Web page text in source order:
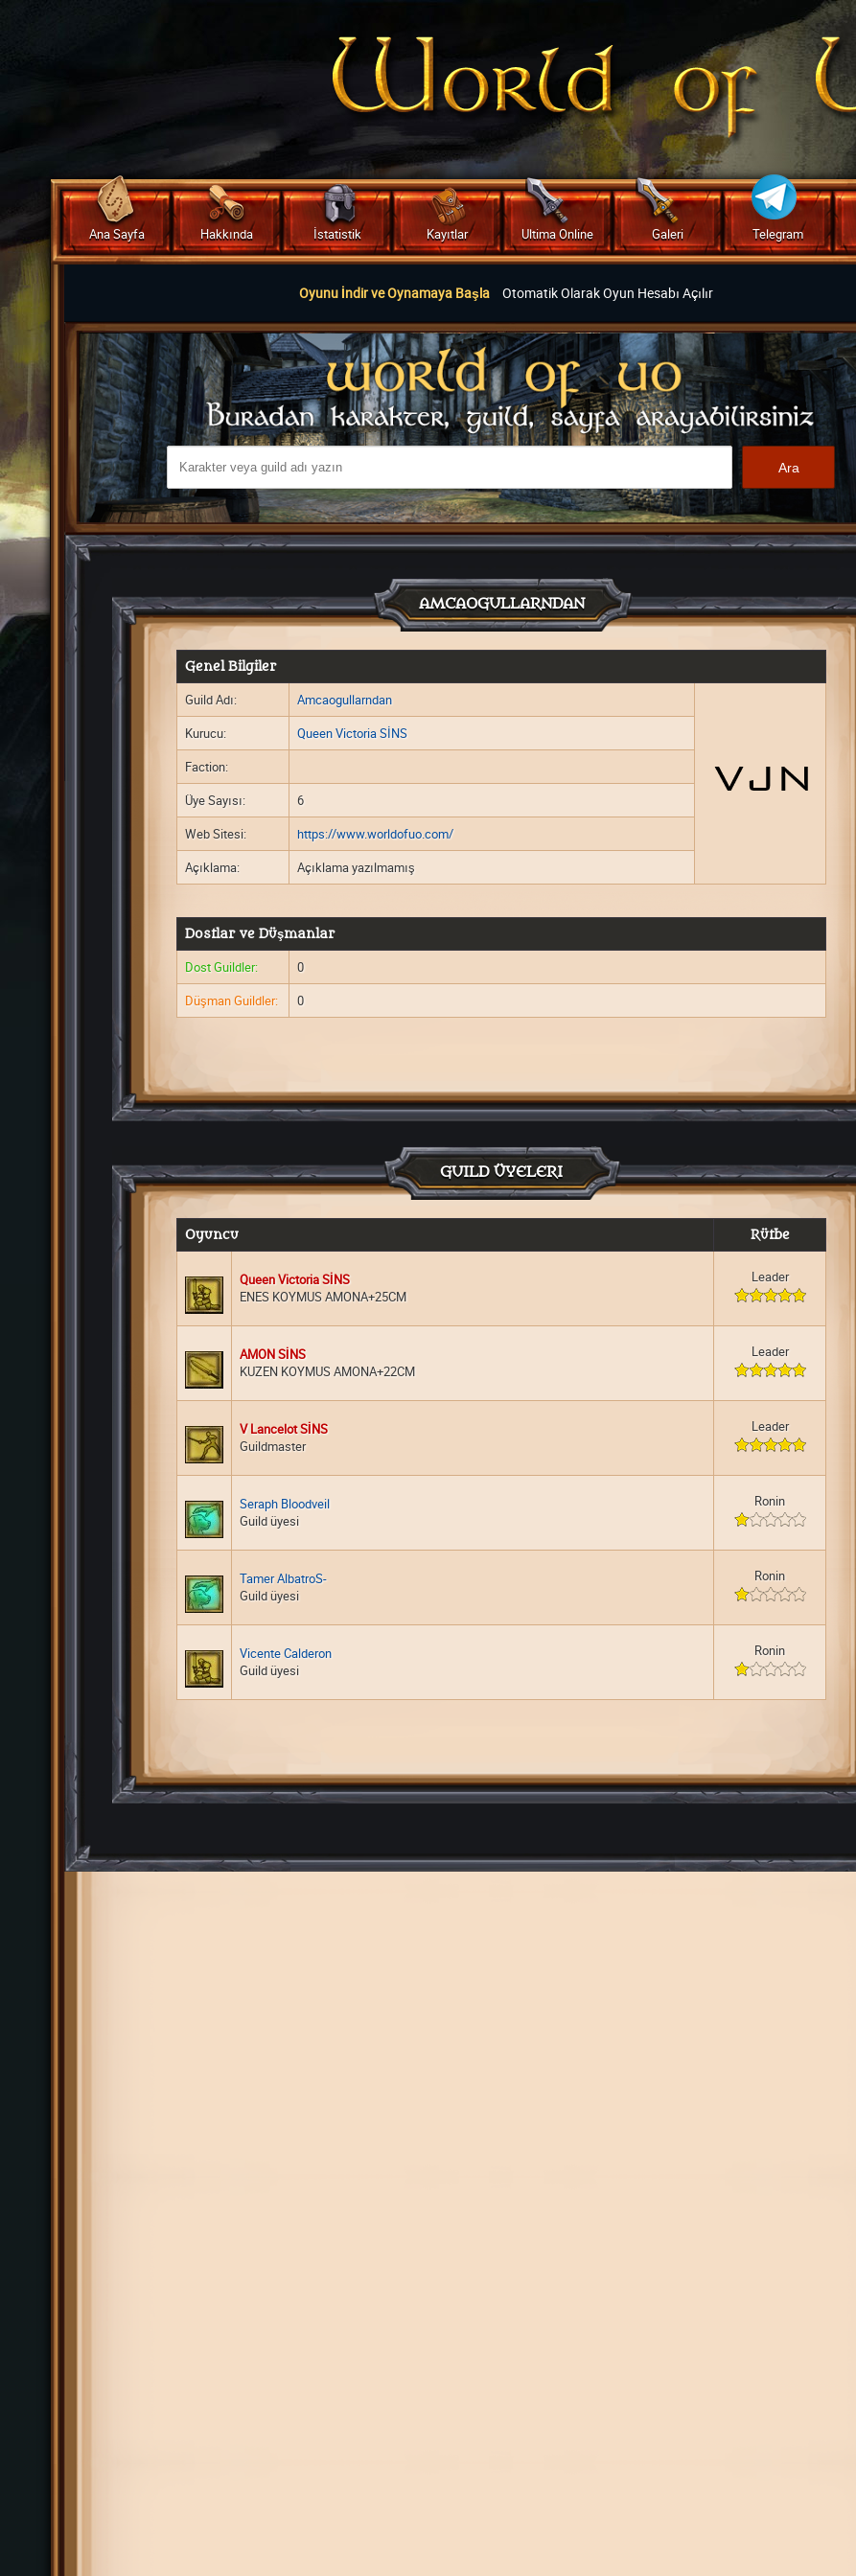
Ana Sayfa Hakkında İstatistik Kayıtlar Ultima Online Galeri Telegram
Oyunu İndir ve Oynamaya Başla Otomatik Olarak Oyun Hesabı Açılır
AMCAOGULLARNDAN
Genel Bilgiler
Guild Adı:
Amcaogullarndan
Kurucu:
Queen Victoria SİNS
Faction:
Üye Sayısı:
6
Web Sitesi:
https://www.worldofuo.com/
Açıklama:
Açıklama yazılmamış
Dostlar ve Düşmanlar
Dost Guildler:
0
Düşman Guildler:
0
GUILD ÜYELERI
Oyuncu Rütbe
Queen Victoria SİNS
ENES KOYMUS AMONA+25CM
Leader
AMON SİNS
KUZEN KOYMUS AMONA+22CM
Leader
V Lancelot SİNS
Guildmaster
Leader
Seraph Bloodveil
Guild üyesi
Ronin
Tamer AlbatroS-
Guild üyesi
Ronin
Vicente Calderon
Guild üyesi
Ronin